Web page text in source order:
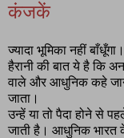
कंजकें
ज्यादा भूमिका नहीं
हैरानी की बात ये है कि
वाले और आधुनिक कहे
जाता।
उन्हें या तो पैदा होने से
जाती है। आधुनिक भारत